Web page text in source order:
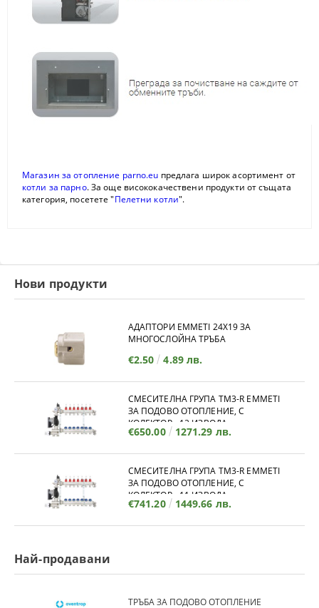
Магазин за отопление parno.eu предлага широк асортимент от
котли за парно. За още висококачествени продукти от същата
категория, посетете "Пелетни котли".
Нови продукти
АДАПТОРИ EMMETI 24X19 ЗА
МНОГОСЛОЙНА ТРЪБА
€2.50 4.89 лв.
СМЕСИТЕЛНА ГРУПА TM3-R EMMETI
ЗА ПОДОВО ОТОПЛЕНИЕ, С
КОЛЕКТОР - 12 ИЗВОДА
€650.00 1271.29 лв.
СМЕСИТЕЛНА ГРУПА TM3-R EMMETI
ЗА ПОДОВО ОТОПЛЕНИЕ, С
КОЛЕКТОР - 11 ИЗВОДА
€741.20 1449.66 лв.
Най-продавани
ТРЪБА ЗА ПОДОВО ОТОПЛЕНИЕ